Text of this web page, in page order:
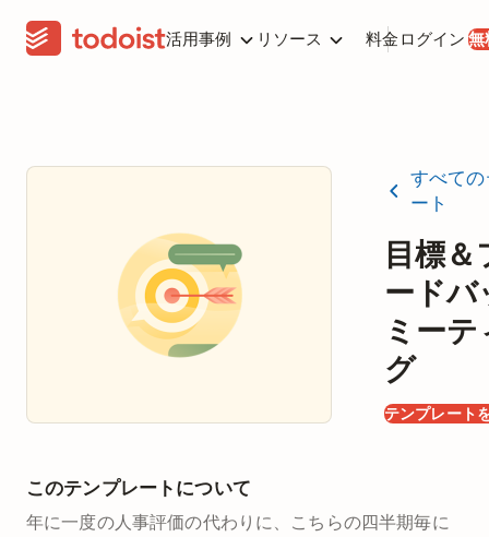
活用事例 リソース 料金 ログイン 無
すべて
ート
目標＆
ードバ
ミー
グ
テンプレート
このテンプレートについて
年に一度の人事評価の代わりに、こちらの四半期毎に